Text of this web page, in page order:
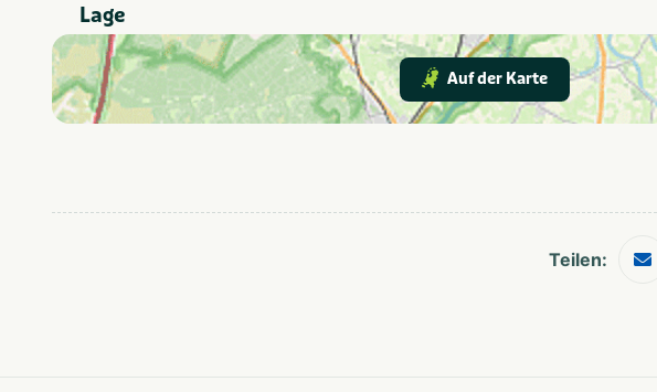
Provinz und Region Limburg Süd Limburg
Thema Aktiv & Outdoor Kinder & Familie
Fahrradrouten
Shopping
Lage
Auf der Karte
Teilen: